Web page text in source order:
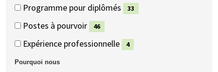
Postes
à
Postes
à
Programme pour diplômés
(33
33
Postes à pourvoir
(46
éléments)
46
Expérience professionnelle
(4
4
Pourquoi nous